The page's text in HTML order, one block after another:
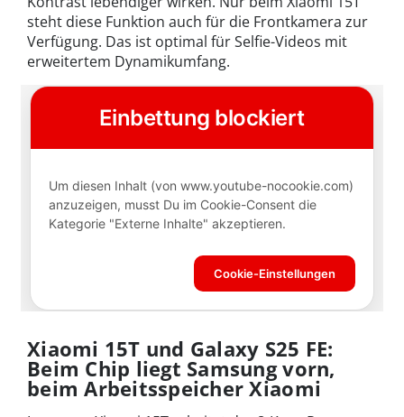
steht diese Funktion auch für die Frontkamera zur
Verfügung. Das ist optimal für Selfie-Videos mit
erweitertem Dynamikumfang.
Xiaomi 15T und Galaxy S25 FE:
Beim Chip liegt Samsung vorn,
beim Arbeitsspeicher Xiaomi